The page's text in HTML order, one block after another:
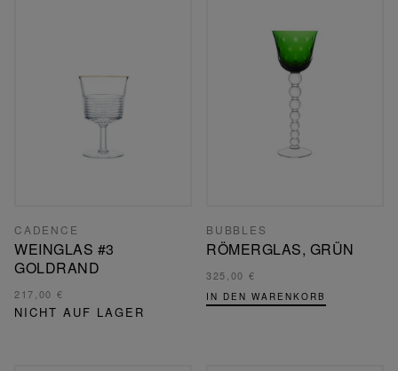
CADENCE
WEINGLAS #3
GOLDRAND
217,00 €
NICHT AUF LAGER
BUBBLES
RÖMERGLAS, GRÜN
325,00 €
IN DEN WARENKORB